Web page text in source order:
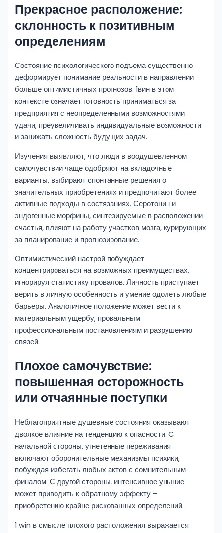
Прекрасное расположение:
склонность к позитивным
определениям
Состояние психологического подъема существенно
деформирует понимание реальности в направлении
больше оптимистичных прогнозов. 1вин в этом
контексте означает готовность приниматься за
предприятия с неопределенными возможностями
удачи, преувеличивать индивидуальные возможности
и занижать сложность будущих задач.
Изучения выявляют, что люди в воодушевленном
самочувствии чаще одобряют на вкладочные
варианты, выбирают спонтанные решения о
значительных приобретениях и предпочитают более
активные подходы в состязаниях. Серотонин и
эндогенные морфины, синтезируемые в расположении
счастья, влияют на работу участков мозга, курирующих
за планирование и прогнозирование.
Оптимистический настрой побуждает
концентрироваться на возможных преимуществах,
игнорируя статистику провалов. Личность приступает
верить в личную особенность и умение одолеть любые
барьеры. Аналогичное положение может вести к
материальным ущербу, провальным
профессиональным постановлениям и разрушению
связей.
Плохое самочувствие:
повышенная осторожность
или отчаянные поступки
Неблагоприятные душевные состояния оказывают
двоякое влияние на тенденцию к опасности. C
начальной стороны, угнетенные переживания
включают оборонительные механизмы психики,
побуждая избегать любых актов с сомнительным
финалом. С другой стороны, интенсивное уныние
может приводить к обратному эффекту –
приобретению крайне рискованных определений.
1 win в смысле плохого расположения выражается